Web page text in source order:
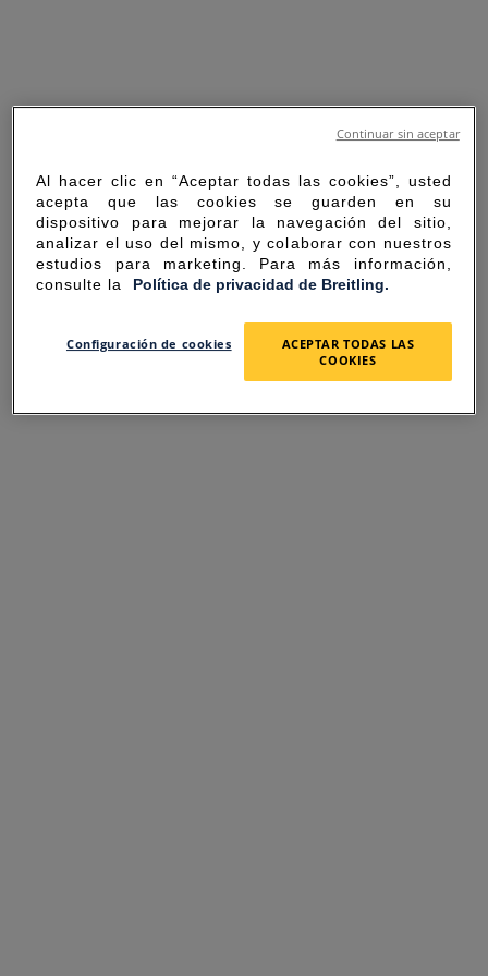
SORRY FOR THE
INCONVENIENCE
Al hacer clic en “Aceptar todas las cookies”, usted
acepta que las cookies se guarden en su
dispositivo para mejorar la navegación del sitio,
analizar el uso del mismo, y colaborar con nuestros
estudios para marketing. Para más información,
consulte la Política de privacidad de Breitling.
Configuración de cookies
ACEPTAR TODAS LAS
COOKIES
Continuar sin aceptar